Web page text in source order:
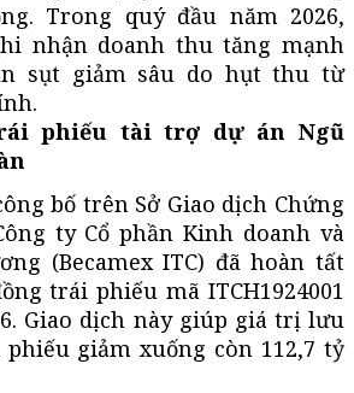
Trong quý đầu năm 2026,
nhận doanh thu tăng mạnh
sụt giảm sâu do hụt thu từ
phiếu tài trợ dự án Ngũ
bố trên Sở Giao dịch Chứng
ty Cổ phần Kinh doanh và
(Becamex ITC) đã hoàn tất
trái phiếu mã ITCH1924001
Giao dịch này giúp giá trị lưu
giảm xuống còn 112,7 tỷ